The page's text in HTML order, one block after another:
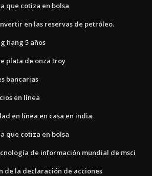
que cotiza en bolsa
en las reservas de petróleo.
hang 5 años
plata de onza troy
bancarias
en línea
en línea en casa en india
que cotiza en bolsa
de información mundial de msci
de la declaración de acciones